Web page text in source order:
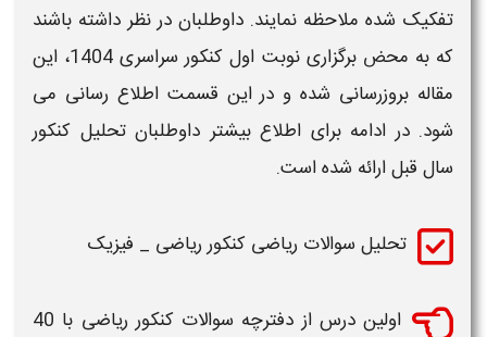
تفکیک شده ملاحظه نمایند. داوطلبان در نظر داشته باشند
که به محض برگزاری نوبت اول کنکور سراسری 1404، این
مقاله بروزرسانی شده و در این قسمت اطلاع رسانی می
شود. در ادامه برای اطلاع بیشتر داوطلبان تحلیل کنکور
سال قبل ارائه شده است.
تحلیل سوالات ریاضی کنکور ریاضی _ فیزیک
اولین درس از دفترچه سوالات کنکور ریاضی
با 40